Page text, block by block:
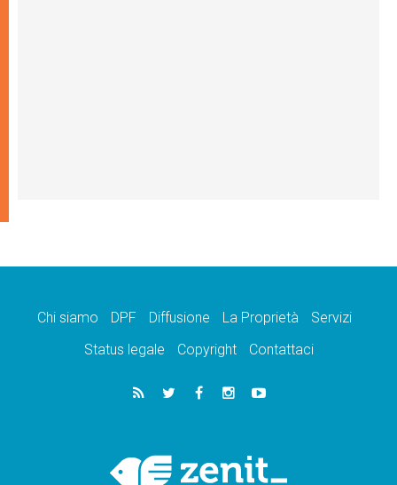
Chi siamo DPF Diffusione La Proprietà
Servizi
Status legale
Copyright Contattaci